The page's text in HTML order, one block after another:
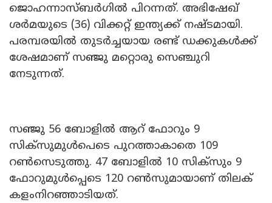
ജൊഹന്നാസ്ബർഗിൽ പിറന്നത്. അഭിഷേഖ്
ശർമയുടെ (36) വിക്കറ്റ് ഇന്ത്യക്ക് നഷ്ടമായി.
പരമ്പരയിൽ തുടർച്ചയായ രണ്ട് ഡക്കുകൾക്ക്
ശേഷമാണ് സഞ്ജു മറ്റൊരു സെഞ്ചുറി
നേടുന്നത്.
സഞ്ജു 56 ബോളിൽ ആറ് ഫോറും 9
സിക്സുമുൾപെടെ പുറത്താകാതെ 109
റൺസെടുത്തു. 47 ബോളിൽ 10 സിക്സും 9
ഫോറുമുൾപ്പെടെ 120 റൺസുമായാണ് തിലക്
കളംനിറഞ്ഞാടിയത്.